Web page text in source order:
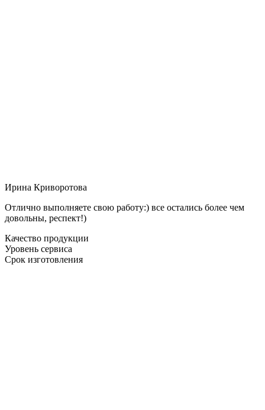
Ирина Криворотова
Отлично выполняете свою работу:) все остались более чем
довольны, респект!)
Качество продукции
Уровень сервиса
Срок изготовления